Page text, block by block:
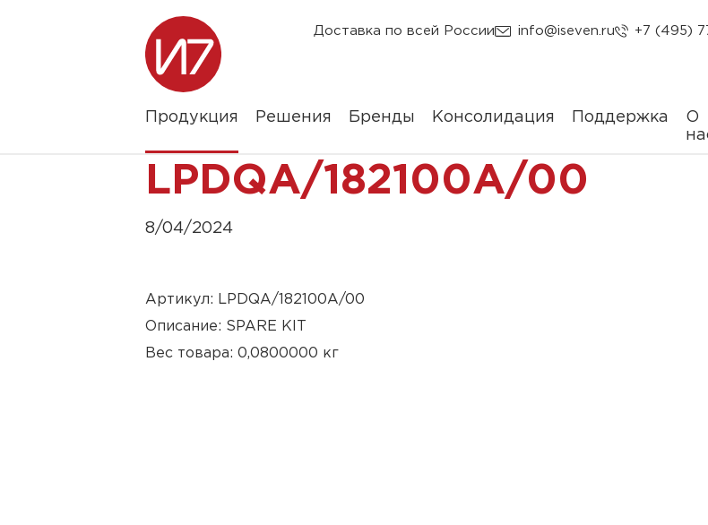
Доставка по всей России info@iseven.ru +7 (495)
Продукция Решения Бренды Консолидация Поддержка
О
LPDQA/182100A/00
8/04/2024
Артикул: LPDQA/182100A/00
Описание: SPARE KIT
Вес товара: 0,0800000 кг